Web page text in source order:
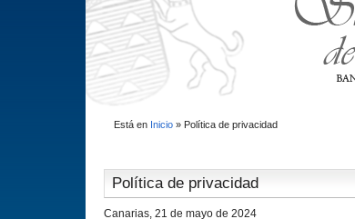
Está en Inicio» Polí­tica de privacidad
Polí­tica de privacidad
Canarias, 21 de mayo de 2024